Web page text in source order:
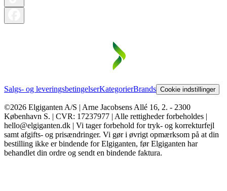
Salgs- og leveringsbetingelserKategorierBrands Cookie indstillinger
©2026 Elgiganten A/S | Arne Jacobsens Allé 16, 2. - 2300
København S. | CVR: 17237977 | Alle rettigheder forbeholdes |
hello@elgiganten.dk | Vi tager forbehold for tryk- og korrekturfejl
samt afgifts- og prisændringer. Vi gør i øvrigt opmærksom på at din
bestilling ikke er bindende for Elgiganten, før Elgiganten har
behandlet din ordre og sendt en bindende faktura.